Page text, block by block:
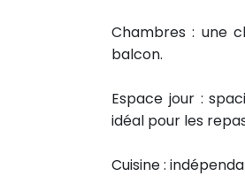
Chambres : une
balcon.
Espace jour :
idéal pour les
Cuisine :